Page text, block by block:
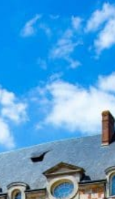
ACTION SOCIALE